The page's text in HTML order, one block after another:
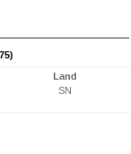
Land
SN